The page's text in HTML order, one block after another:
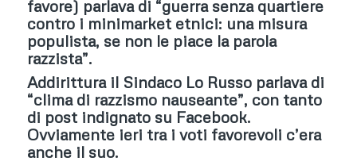
favore) parlava di “guerra senza quartiere
contro i minimarket etnici: una misura
populista, se non le piace la parola
razzista”.
Addirittura il Sindaco Lo Russo parlava di
“clima di razzismo nauseante”, con tanto
di post indignato su Facebook.
Ovviamente ieri tra i voti favorevoli c’era
anche il suo.